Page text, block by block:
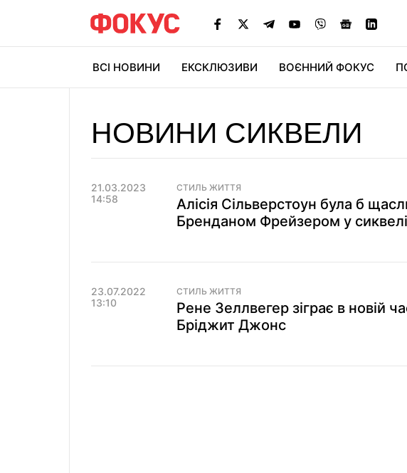
ВСІ НОВИНИ ЕКСКЛЮЗИВИ ВОЄННИЙ ФОКУС
НОВИНИ СИКВЕЛИ
21.03.2023
14:58
СТИЛЬ ЖИТТЯ
Алісія Сільверстоун була б
Бренданом Фрейзером у
23.07.2022
13:10
СТИЛЬ ЖИТТЯ
Рене Зеллвегер зіграє в новій
Бріджит Джонс